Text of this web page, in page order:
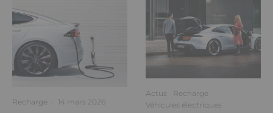
Recharge · 14 mars 2026
Actus
Recharge
Véhicules électriques